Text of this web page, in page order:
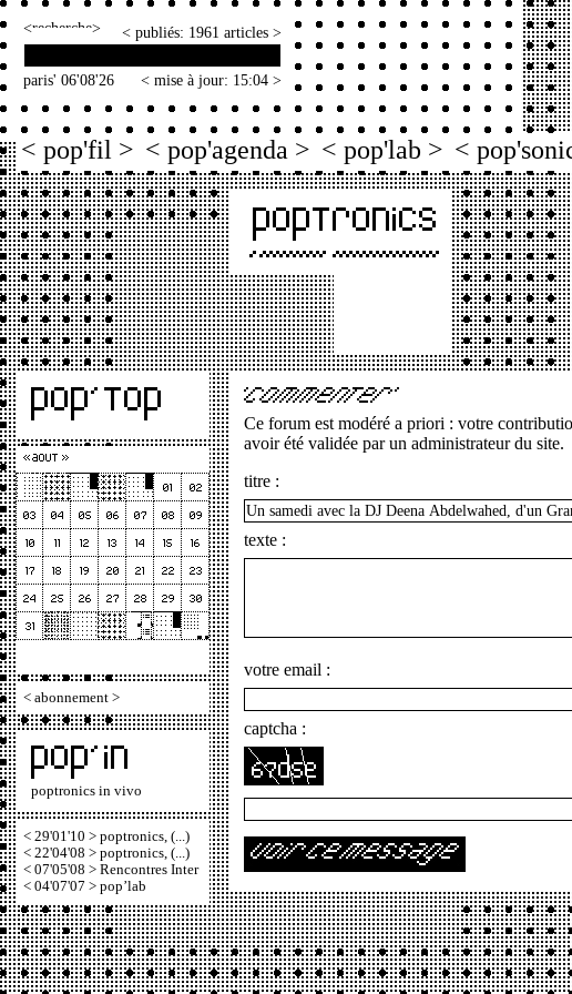
< > < publiés: 1961 articles >
paris' 06'08'26 < mise à jour: 15:04 >
< pop'fil > < pop'agenda > < pop'lab > <
< abonnement >
poptronics in vivo
< 29'01'10 > poptronics, (...)
< 22'04'08 > poptronics, (...)
< 07'05'08 > Rencontres Inter
< 04'07'07 > pop’lab
Ce forum est modéré a priori : votre
avoir été validée par un administrateur du site.
titre :
texte :
votre email :
captcha :